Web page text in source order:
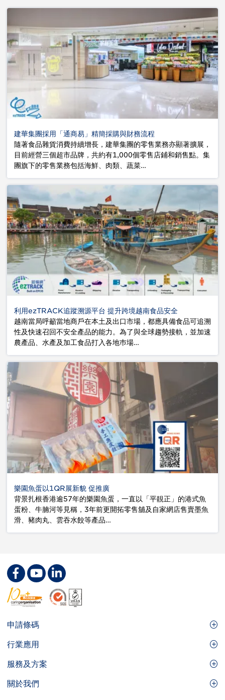
建華集團採用「通商易」精簡採購與財務流程
隨著食品雜貨消費持續增長，建華集團的零售業務亦顯著擴展，
目前經營三個超市品牌，共約有1,000個零售店鋪和銷售點。集
團旗下的零售業務包括海鮮、肉類、蔬菜…
利用ezTRACK追蹤溯源平台 提升跨境越南食品安全
越南當局呼籲當地商戶在本土及出口市場，都應具備食品可追溯
性及快速召回不安全產品的能力。為了與全球趨勢接軌，並加速
農產品、水產及加工食品打入各地巿場…
樂園魚蛋以1QR展新貌 促推廣
背景扎根香港逾57年的樂園魚蛋，一直以「平靚正」的港式魚
蛋粉、牛腩河等見稱，3年前更開拓零售舖及自家網店售賣墨魚
滑、豬肉丸、雲吞水餃等產品…
Footer
Site
Menu
申請條碼
GS1條碼
實用工具及資源
行業應用
食品及餐飲服務
服務及方案
品牌保護
關於我們